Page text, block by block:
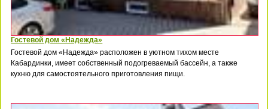
Гостевой дом «Надежда»
Гостевой дом «Надежда» расположен в уютном тихом месте
Кабардинки, имеет собственный подогреваемый бассейн, а также
кухню для самостоятельного приготовления пищи.